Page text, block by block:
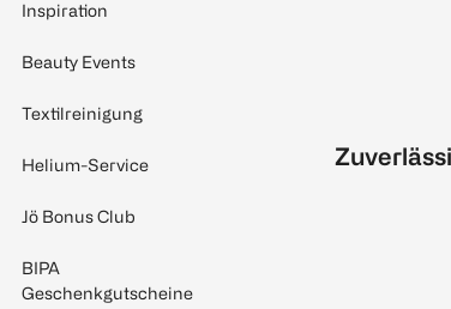
Inspiration
Beauty Events
Textilreinigung
Helium-Service
Jö Bonus Club
BIPA
Geschenkgutscheine